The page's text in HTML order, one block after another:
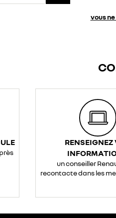
vous
RENSEIGNEZ
un conseiller
recontacte dans les